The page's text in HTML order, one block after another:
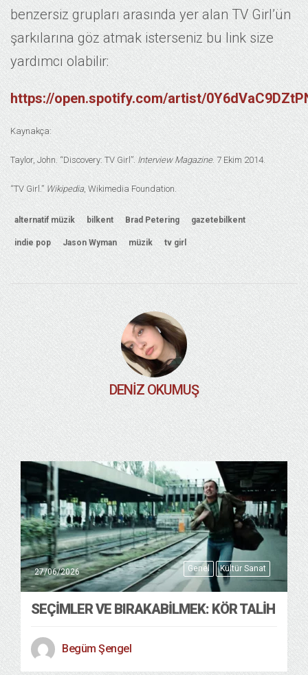
benzersiz grupları arasında yer alan TV Girl’ün
şarkılarına göz atmak isterseniz bu link size
yardımcı olabilir:
https://open.spotify.com/artist/
Kaynakça:
Taylor, John. “Discovery: TV Girl”. Interview Magazine. 7 Ekim 2014.
“TV Girl.” Wikipedia, Wikimedia Foundation.
alternatif müzik bilkent Brad Petering gazetebilkent
indie pop Jason Wyman müzik tv girl
DENIZ OKUMUŞ
Genel Kültür Sanat
27/06/2026
SEÇIMLER VE BIRAKABILMEK: KÖR TALIH
Begüm Şengel